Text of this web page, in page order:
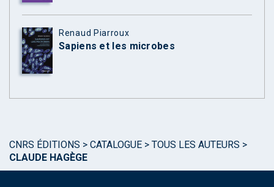
Renaud Piarroux
Sapiens et les microbes
CNRS ÉDITIONS > CATALOGUE > TOUS LES AUTEURS >
CLAUDE HAGÈGE